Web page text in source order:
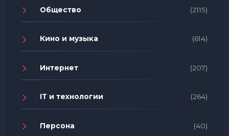
Общество (2115)
Кино и музыка (614)
Интернет (207)
IT и технологии (264)
Персона (40)